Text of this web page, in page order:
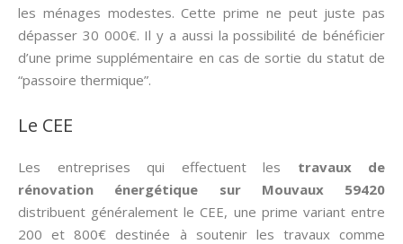
les ménages modestes. Cette prime ne peut juste pas
dépasser 30 000€. Il y a aussi la possibilité de bénéficier
d’une prime supplémentaire en cas de sortie du statut de
“passoire thermique”.
Le CEE
Les entreprises qui effectuent les travaux de
rénovation énergétique sur Mouvaux 59420
distribuent généralement le CEE, une prime variant entre
200 et 800€ destinée à soutenir les travaux comme